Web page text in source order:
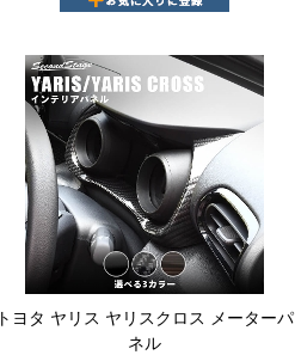
トヨタ ヤリス ヤリスクロス メーターパ
ネル